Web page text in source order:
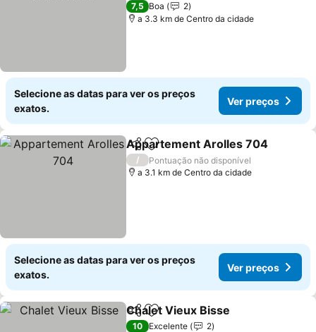
7,5 Boa
2
a 3.3 km de Centro da cidade
Selecione as datas para ver os preços
exatos.
Ver preços
PartilharAdicionar aos favoritos
Appartement Arolles 704
/
Pontuação não disponível
a 3.1 km de Centro da cidade
Selecione as datas para ver os preços
exatos.
Ver preços
PartilharAdicionar aos favoritos
Chalet Vieux Bisse
10 Excelente
2